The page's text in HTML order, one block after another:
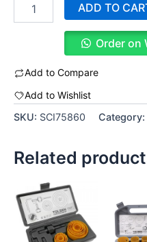
ADD TO
Order on
Add to Compare
Add to Wishlist
SKU: SCI75860 Category:
Related